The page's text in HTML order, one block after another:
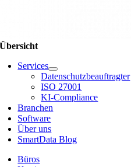
Übersicht
Services
Datenschutzbeauftragter
ISO 27001
KI-Compliance
Branchen
Software
Über uns
SmartData Blog
Büros